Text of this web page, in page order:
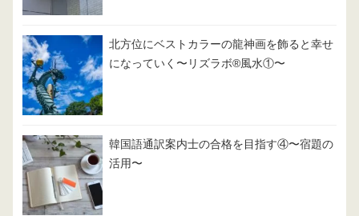
北方位にベストカラーの龍神画を飾ると幸せ
になっていく〜リズラボ®️風水①〜
韓国語通訳案内士の合格を目指す④〜宿題の
活用〜